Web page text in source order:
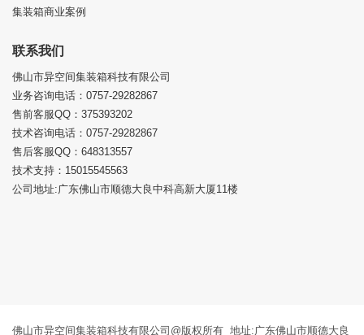
集装箱商业案例
联系我们
佛山市异空间集装箱科技有限公司
业务咨询电话：0757-29282867
售前客服QQ：375393202
技术咨询电话：0757-29282867
售后客服QQ：648313557
技术支持：15015545563
公司地址:广东佛山市顺德大良中科高新大厦11楼
佛山市异空间集装箱科技有限公司@版权所有 地址:广东佛山市顺德大良